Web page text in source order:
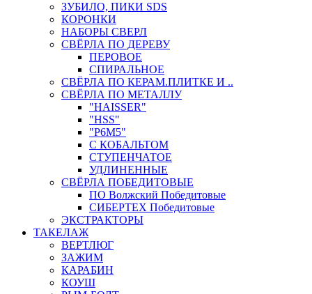
ЗУБИЛО, ПИКИ SDS
КОРОНКИ
НАБОРЫ СВЕРЛ
СВЁРЛА ПО ДЕРЕВУ
ПЕРОВОЕ
СПИРАЛЬНОЕ
СВЁРЛА ПО КЕРАМ.ПЛИТКЕ И ..
СВЁРЛА ПО МЕТАЛЛУ
"HAISSER"
"HSS"
"Р6М5"
С КОБАЛЬТОМ
СТУПЕНЧАТОЕ
УДЛИНЕННЫЕ
СВЁРЛА ПОБЕДИТОВЫЕ
ПО Волжский Победитовые
СИБЕРТЕХ Победитовые
ЭКСТРАКТОРЫ
ТАКЕЛАЖ
ВЕРТЛЮГ
ЗАЖИМ
КАРАБИН
КОУШ